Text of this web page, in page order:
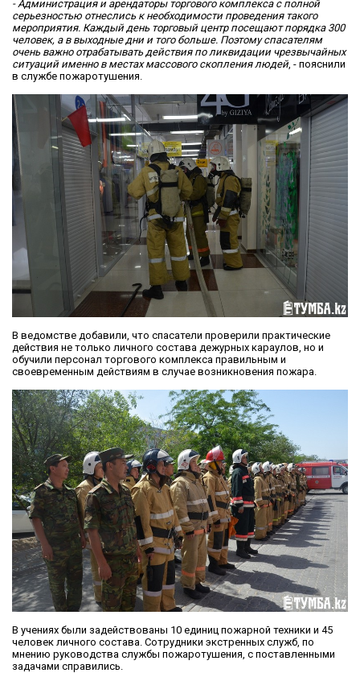
- Администрация и арендаторы торгового комплекса с полной
серьезностью отнеслись к необходимости проведения такого
мероприятия. Каждый день торговый центр посещают порядка 300
человек, а в выходные дни и того больше. Поэтому спасателям
очень важно отрабатывать действия по ликвидации чрезвычайных
ситуаций именно в местах массового скопления людей, - пояснили
в службе пожаротушения.
В ведомстве добавили, что спасатели проверили практические
действия не только личного состава дежурных караулов, но и
обучили персонал торгового комплекса правильным и
своевременным действиям в случае возникновения пожара.
В учениях были задействованы 10 единиц пожарной техники и 45
человек личного состава. Сотрудники экстренных служб, по
мнению руководства службы пожаротушения, с поставленными
задачами справились.